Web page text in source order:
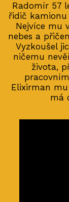
Radomír 57
řidič kamionu
Nejvíce mu
nebes a
Vyzkoušel
ničemu
života,
Elixirman
má